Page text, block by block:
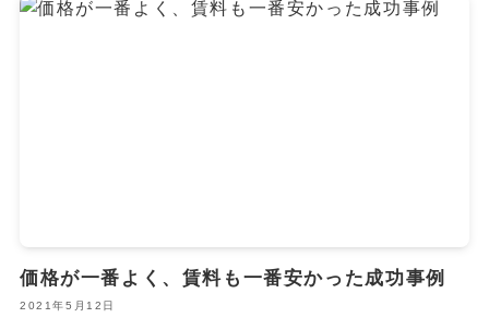
価格が一番よく、賃料も一番安かった成功事例
2021年5月12日